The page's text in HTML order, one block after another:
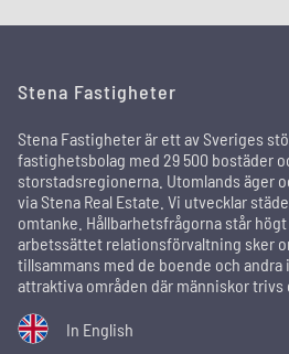
Stena Fastigheter
Stena Fastigheter är ett av Sveriges
fastighetsbolag med 29 500 bostäder
storstadsregionerna. Utomlands äger
via Stena Real Estate. Vi utvecklar
omtanke. Hållbarhetsfrågorna står
arbetssättet relationsförvaltning sker
tillsammans med de boende och
attraktiva områden där människor trivs
In English